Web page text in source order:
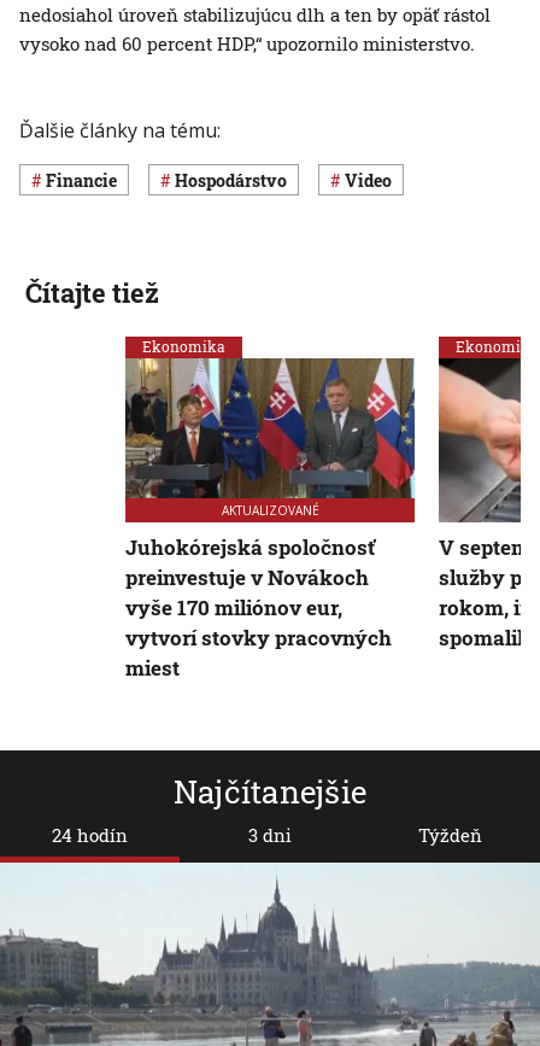
nedosiahol úroveň stabilizujúcu dlh a ten by opäť rástol
vysoko nad 60 percent HDP,“ upozornilo ministerstvo.
Ďalšie články na tému:
Financie hospodárstvo Video
Najčítanejšie
24 hodín 3 dni Týždeň
Čítajte tiež
Ekonomika
AKTUALIZOVANÉ
Juhokórejská spoločnosť
preinvestuje v Novákoch
vyše 170 miliónov eur,
vytvorí stovky pracovných
miest
Ekonomika
V
služby
rokom,
spomalila